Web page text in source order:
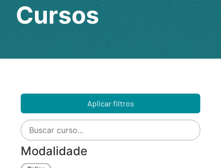
Cursos
Aplicar filtros
Modalidade